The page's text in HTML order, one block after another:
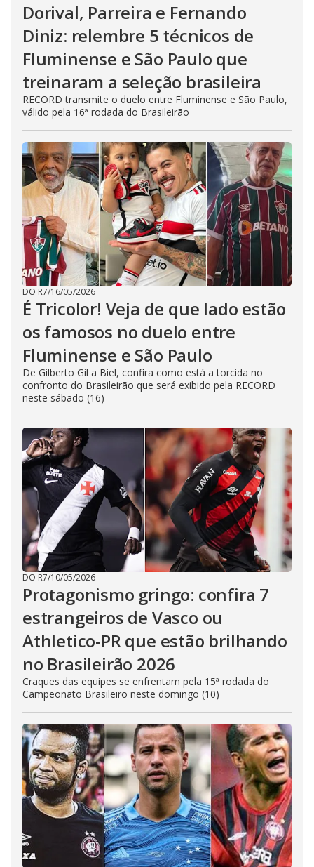
Dorival, Parreira e Fernando
Diniz: relembre 5 técnicos de
Fluminense e São Paulo que
treinaram a seleção brasileira
RECORD transmite o duelo entre Fluminense e São Paulo,
válido pela 16ª rodada do Brasileirão
DO R7/16/05/2026
É Tricolor! Veja de que lado estão
os famosos no duelo entre
Fluminense e São Paulo
De Gilberto Gil a Biel, confira como está a torcida no
confronto do Brasileirão que será exibido pela RECORD
neste sábado (16)
DO R7/10/05/2026
Protagonismo gringo: confira 7
estrangeiros de Vasco ou
Athletico-PR que estão brilhando
no Brasileirão 2026
Craques das equipes se enfrentam pela 15ª rodada do
Campeonato Brasileiro neste domingo (10)